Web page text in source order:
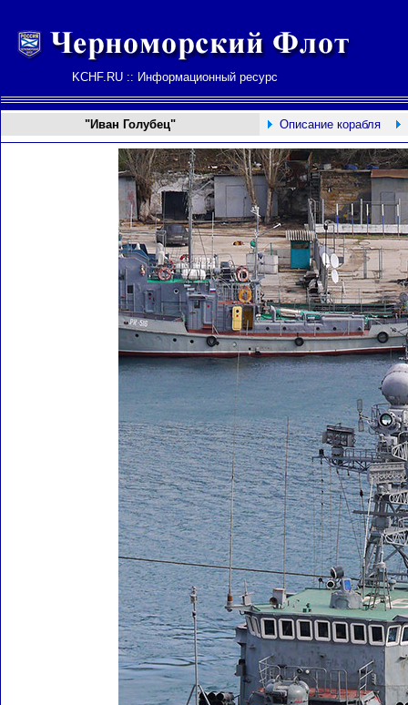
KCHF.RU :: Информационный ресурс
"Иван Голубец" Описание корабля